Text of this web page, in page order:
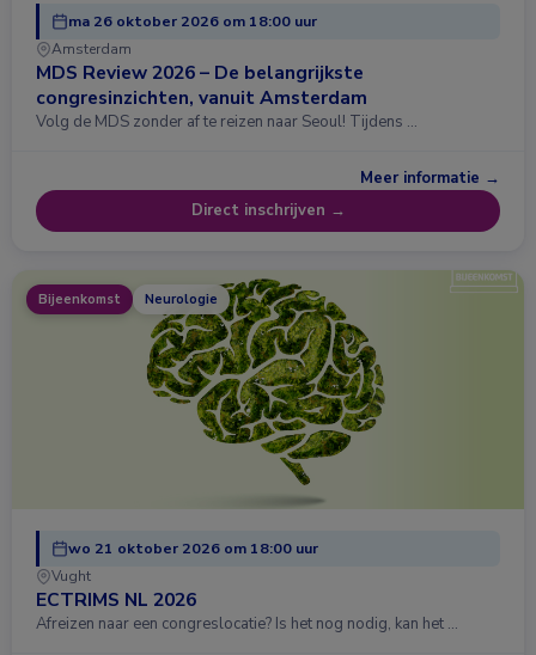
ma 26 oktober 2026 om 18:00 uur
Amsterdam
MDS Review 2026 – De belangrijkste
congresinzichten, vanuit Amsterdam
Volg de MDS zonder af te reizen naar Seoul! Tijdens …
Meer informatie →
Direct inschrijven →
Bijeenkomst Neurologie
wo 21 oktober 2026 om 18:00 uur
Vught
ECTRIMS NL 2026
Afreizen naar een congreslocatie? Is het nog nodig, kan het …